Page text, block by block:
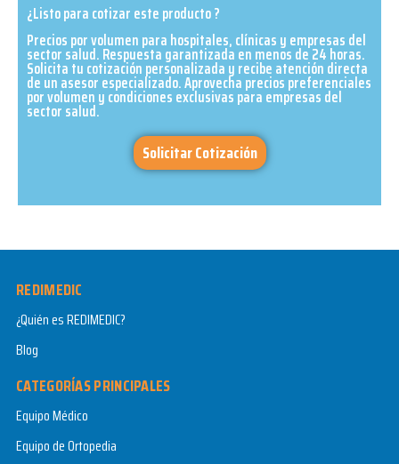
¿Listo para cotizar este producto ?
Precios por volumen para hospitales, clínicas y empresas del
sector salud. Respuesta garantizada en menos de 24 horas.
Solicita tu cotización personalizada y recibe atención directa
de un asesor especializado. Aprovecha precios preferenciales
por volumen y condiciones exclusivas para empresas del
sector salud.​
Solicitar Cotización
REDIMEDIC
¿Quién es REDIMEDIC?
Blog
CATEGORÍAS PRINCIPALES
Equipo Médico
Equipo de Ortopedia